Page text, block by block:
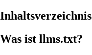
Inhaltsverzeichnis
Was ist llms.txt?